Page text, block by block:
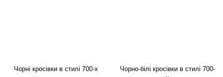
Чорні кросівки в стилі 700-х
Чорно-білі кросівки в стилі 700-